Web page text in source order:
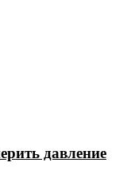
давление